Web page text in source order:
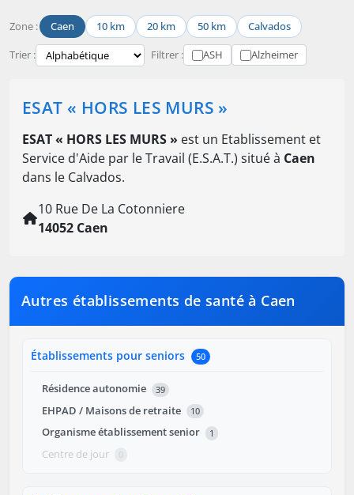
Zone : Caen 10 km 20 km 50 km Calvados
Trier : Filtrer : ASH Alzheimer
ESAT « HORS LES MURS »
ESAT « HORS LES MURS » est un Etablissement et
Service d'Aide par le Travail (E.S.A.T.) situé à Caen
dans le Calvados.
10 Rue De La Cotonniere
14052 Caen
Autres établissements de santé à Caen
Établissements pour seniors 50
Résidence autonomie 39
EHPAD / Maisons de retraite 10
Organisme établissement senior 1
Centre de jour 0